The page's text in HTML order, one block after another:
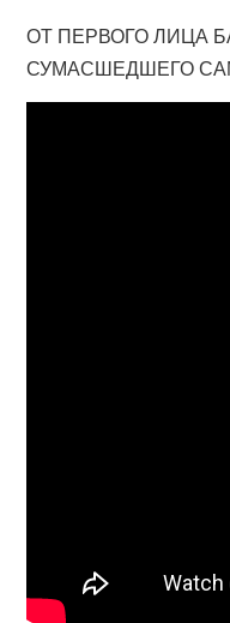
ОТ ПЕРВОГО ЛИЦА
СУМАСШЕДШЕГО